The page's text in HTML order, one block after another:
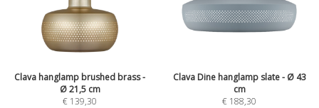
Clava hanglamp brushed brass -
Ø 21,5 cm
€ 139,30
Clava Dine hanglamp slate - Ø 43
cm
€ 188,30